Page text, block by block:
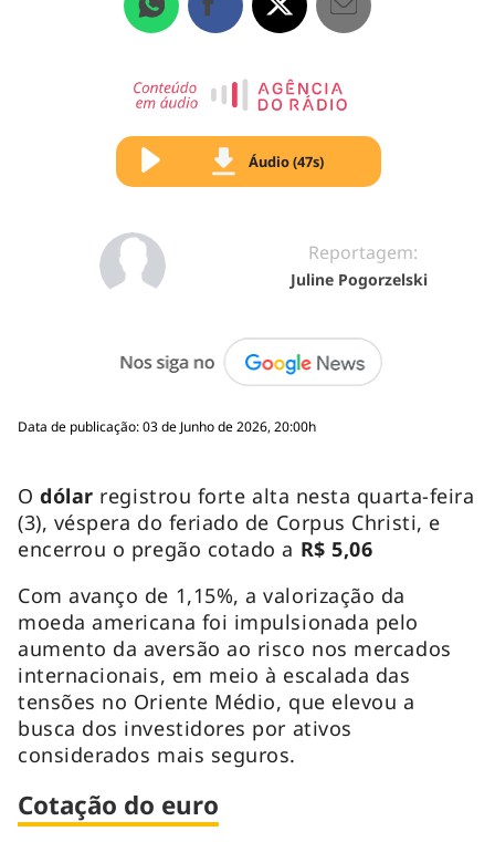
Áudio (47s)
Reportagem:
Juline Pogorzelski
Data de publicação: 03 de Junho de 2026, 20:00h
Odólar registrou forte alta nesta quarta-feira
(3), véspera do feriado de Corpus Christi, e
encerrou o pregão cotado a R$ 5,06
Com avanço de 1,15%, a valorização da
moeda americana foi impulsionada pelo
aumento da aversão ao risco nos mercados
internacionais, em meio à escalada das
tensões no Oriente Médio, que elevou a
busca dos investidores por ativos
considerados mais seguros.
Cotação do euro